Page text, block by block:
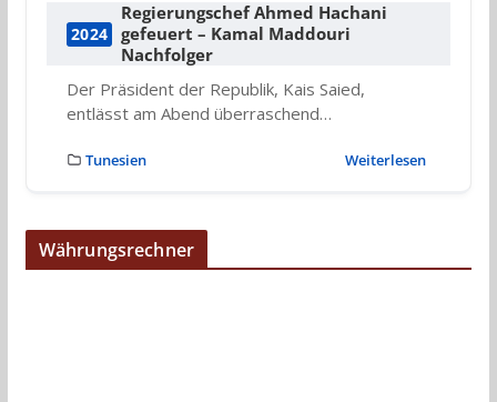
2024
Regierungschef Ahmed Hachani
gefeuert – Kamal Maddouri
Nachfolger
Der Präsident der Republik, Kais Saied,
entlässt am Abend überraschend…
Tunesien Weiterlesen
Währungsrechner